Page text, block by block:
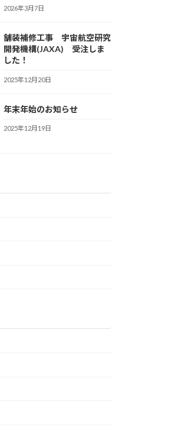
2026年3月7日
舗装補修工事 宇宙航空研究
開発機構(JAXA) 受注しま
した！
2025年12月20日
年末年始のお知らせ
2025年12月19日